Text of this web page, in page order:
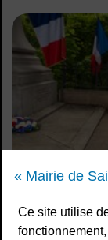
« Mairie de
Ce site utilise